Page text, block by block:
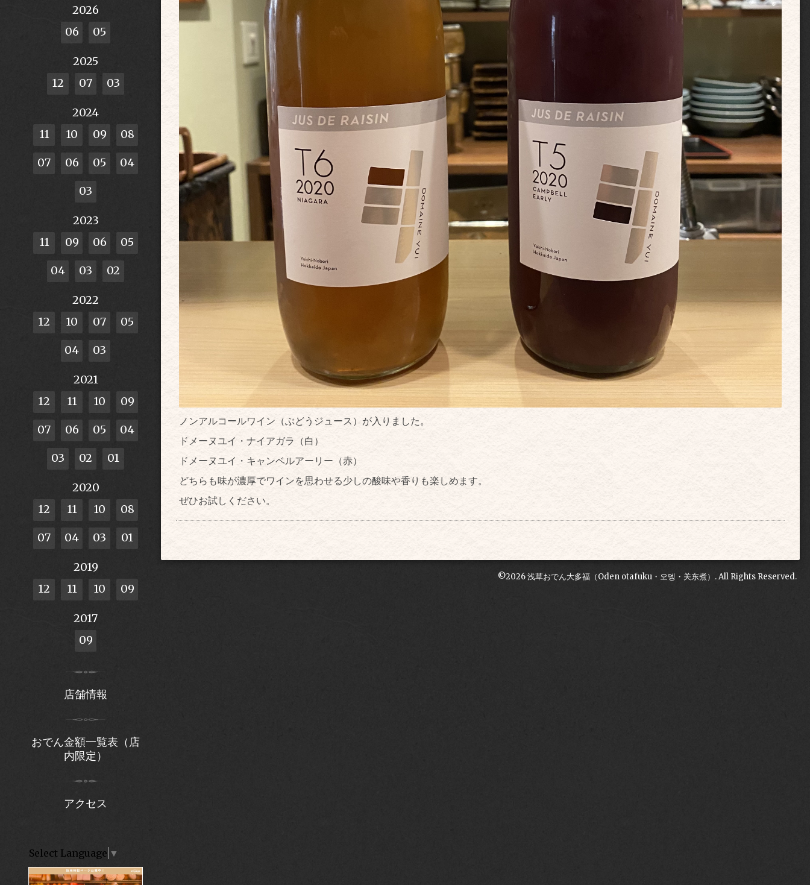
ノンアルコールワイン（ぶどうジュース）が入りました。
ドメーヌユイ・ナイアガラ（白）
ドメーヌユイ・キャンベルアーリー（赤）
どちらも味が濃厚でワインを思わせる少しの酸味や香りも楽しめます。
ぜひお試しください。
©2026浅草おでん大多福（Oden otafuku・오뎅・关东煮） . All Rights Reserved.
2026
06
05
2025
12
07 03
2024
11
10 09 08
07 06 05 04
03
2023
11
09 06 05
04 03 02
2022
12
10 07 05
04 03
2021
12
11 10 09
07 06 05 04
03 02 01
2020
12
11 10 08
07 04 03 01
2019
12
11 10 09
2017
09
店舗情報
おでん金額一覧表（店
内限定）
アクセス
Select Language ▼